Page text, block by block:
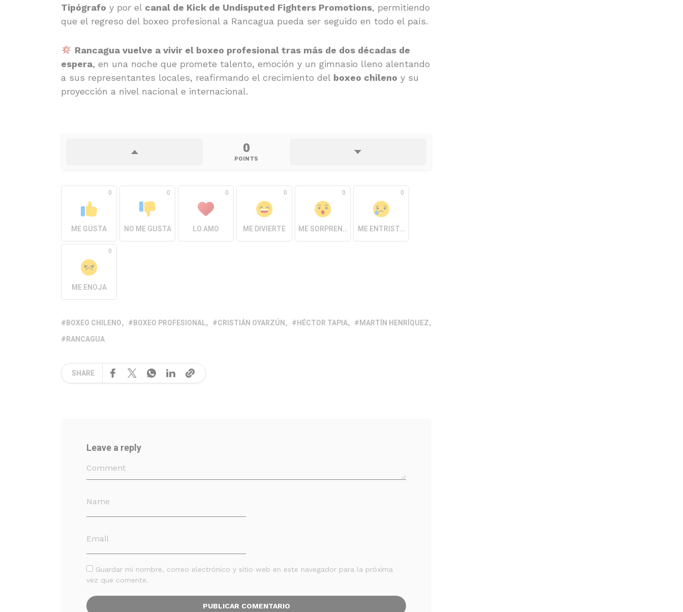
Tipógrafo y por el canal de Kick de Undisputed Fighters Promotions, permitiendo
que el regreso del boxeo profesional a Rancagua pueda ser seguido en todo el país.
Rancagua vuelve a vivir el boxeo profesional tras más de dos décadas de
espera, en una noche que promete talento, emoción y un gimnasio lleno alentando
a sus representantes locales, reafirmando el crecimiento del boxeo chileno y su
proyección a nivel nacional e internacional.
0
POINTS
0
ME GUSTA
0
NO ME GUSTA
0
LO AMO
0
ME DIVIERTE
0
ME SORPRENDE
0
ME ENTRISTECE
0
ME ENOJA
BOXEO CHILENO BOXEO PROFESIONAL CRISTIÁN OYARZÚN HÉCTOR TAPIA
MARTÍN HENRÍQUEZ
RANCAGUA
SHARE
Leave a reply
Guardar mi nombre, correo electrónico y sitio web en este navegador para la próxima
vez que comente.